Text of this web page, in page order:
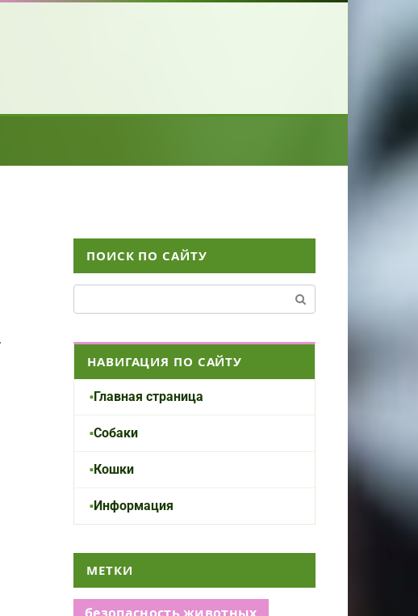
ПОИСК ПО САЙТУ
НАВИГАЦИЯ ПО САЙТУ
Главная страница
Собаки
Кошки
Информация
МЕТКИ